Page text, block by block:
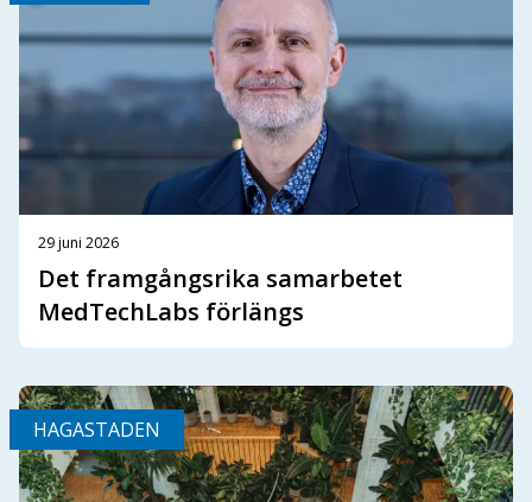
29 juni 2026
Det framgångsrika samarbetet
MedTechLabs förlängs
HAGASTADEN